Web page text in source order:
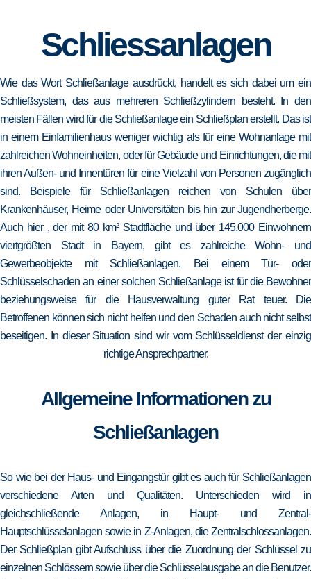
Schliessanlagen
Wie das Wort Schließanlage ausdrückt, handelt es sich dabei um ein
Schließsystem, das aus mehreren Schließzylindern besteht. In den
meisten Fällen wird für die Schließanlage ein Schließplan erstellt. Das ist
in einem Einfamilienhaus weniger wichtig als für eine Wohnanlage mit
zahlreichen Wohneinheiten, oder für Gebäude und Einrichtungen, die mit
ihren Außen- und Innentüren für eine Vielzahl von Personen zugänglich
sind. Beispiele für Schließanlagen reichen von Schulen über
Krankenhäuser, Heime oder Universitäten bis hin zur Jugendherberge.
Auch hier , der mit 80 km² Stadtfläche und über 145.000 Einwohnern
viertgrößten Stadt in Bayern, gibt es zahlreiche Wohn- und
Gewerbeobjekte mit Schließanlagen. Bei einem Tür- oder
Schlüsselschaden an einer solchen Schließanlage ist für die Bewohner
beziehungsweise für die Hausverwaltung guter Rat teuer. Die
Betroffenen können sich nicht helfen und den Schaden auch nicht selbst
beseitigen. In dieser Situation sind wir vom Schlüsseldienst der einzig
richtige Ansprechpartner.
Allgemeine Informationen zu
Schließanlagen
So wie bei der Haus- und Eingangstür gibt es auch für Schließanlagen
verschiedene Arten und Qualitäten. Unterschieden wird in
gleichschließende Anlagen, in Haupt- und Zentral-
Hauptschlüsselanlagen sowie in Z-Anlagen, die Zentralschlossanlagen.
Der Schließplan gibt Aufschluss über die Zuordnung der Schlüssel zu
einzelnen Schlössern sowie über die Schlüsselausgabe an die Benutzer.